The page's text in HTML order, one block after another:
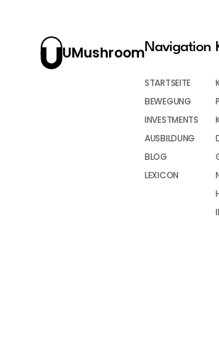
UMushroomNavigation
STARTSEITE
BEWEGUNG
INVESTMENTS
AUSBILDUNG
BLOG
LEXICON